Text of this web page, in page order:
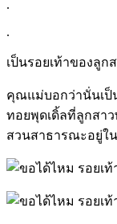
.
.
เป็นรอยเท้าของลู
คุณแม่บอกว่านั่นเป็
ทอยพุดเดิ้ลที่ลูกสาว
สวนสาธารณะอยู่ใ